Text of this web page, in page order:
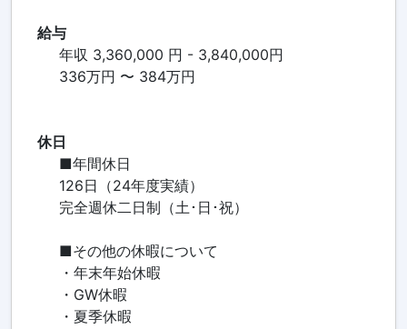
給与
年収 3,360,000 円 - 3,840,000円
336万円 〜 384万円
休日
■年間休日
126日（24年度実績）
完全週休二日制（土･日･祝）
■その他の休暇について
・年末年始休暇
・GW休暇
・夏季休暇